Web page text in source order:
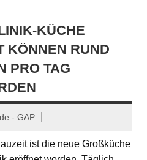
KÜCHE
KÖNNEN RUND
PRO TAG
- GAP
ist die neue Großküche